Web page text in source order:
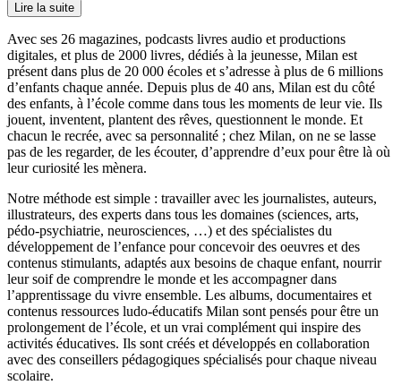
Lire la suite
Avec ses 26 magazines, podcasts livres audio et productions
digitales, et plus de 2000 livres, dédiés à la jeunesse, Milan est
présent dans plus de 20 000 écoles et s’adresse à plus de 6 millions
d’enfants chaque année. Depuis plus de 40 ans, Milan est du côté
des enfants, à l’école comme dans tous les moments de leur vie. Ils
jouent, inventent, plantent des rêves, questionnent le monde. Et
chacun le recrée, avec sa personnalité ; chez Milan, on ne se lasse
pas de les regarder, de les écouter, d’apprendre d’eux pour être là où
leur curiosité les mènera.
Notre méthode est simple : travailler avec les journalistes, auteurs,
illustrateurs, des experts dans tous les domaines (sciences, arts,
pédo-psychiatrie, neurosciences, …) et des spécialistes du
développement de l’enfance pour concevoir des oeuvres et des
contenus stimulants, adaptés aux besoins de chaque enfant, nourrir
leur soif de comprendre le monde et les accompagner dans
l’apprentissage du vivre ensemble. Les albums, documentaires et
contenus ressources ludo-éducatifs Milan sont pensés pour être un
prolongement de l’école, et un vrai complément qui inspire des
activités éducatives. Ils sont créés et développés en collaboration
avec des conseillers pédagogiques spécialisés pour chaque niveau
scolaire.